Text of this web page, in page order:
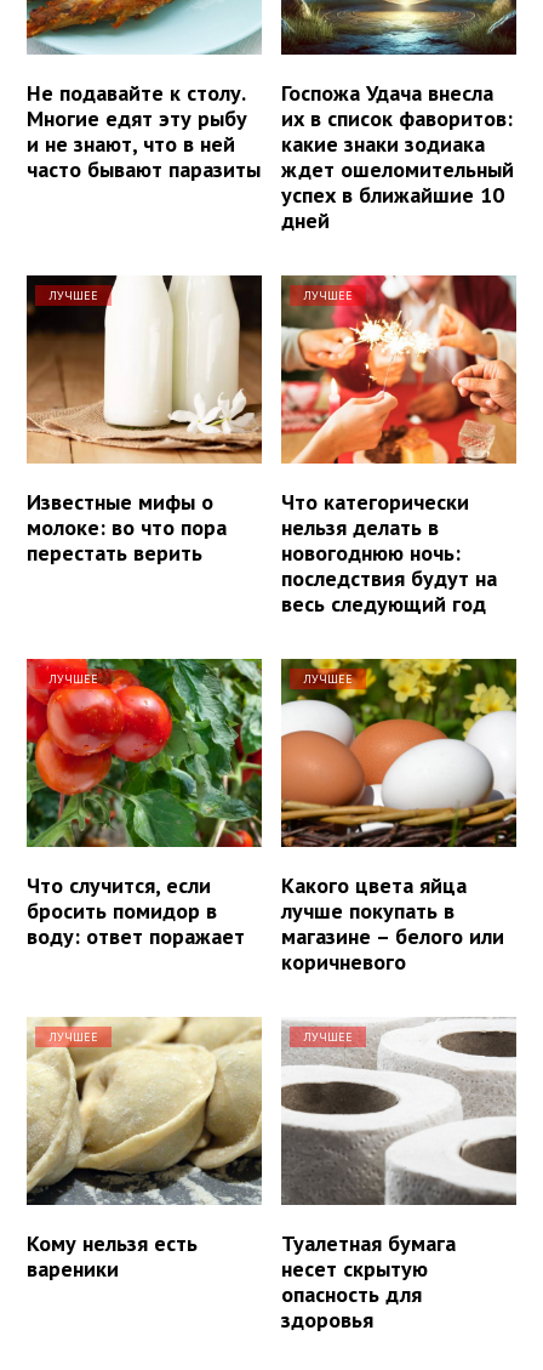
Не подавайте к столу.
Многие едят эту рыбу
и не знают, что в ней
часто бывают паразиты
Госпожа Удача внесла
их в список фаворитов:
какие знаки зодиака
ждет ошеломительный
успех в ближайшие 10
дней
ЛУЧШЕЕ
Известные мифы о
молоке: во что пора
перестать верить
ЛУЧШЕЕ
Что категорически
нельзя делать в
новогоднюю ночь:
последствия будут на
весь следующий год
ЛУЧШЕЕ
Что случится, если
бросить помидор в
воду: ответ поражает
ЛУЧШЕЕ
Какого цвета яйца
лучше покупать в
магазине – белого или
коричневого
ЛУЧШЕЕ
Кому нельзя есть
вареники
ЛУЧШЕЕ
Туалетная бумага
несет скрытую
опасность для
здоровья